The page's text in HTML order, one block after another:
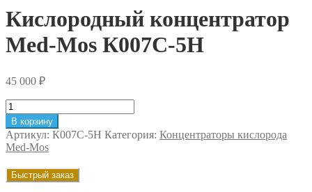
Кислородный концентратор
Med-Mos К007С-5Н
45 000 ₽
Количество
товара
Кислородный
концентратор
Med-
Mos
К007С-5Н
В корзину
Артикул: К007С-5Н Категория: Концентраторы кислорода
Med-Mos
Быстрый заказ